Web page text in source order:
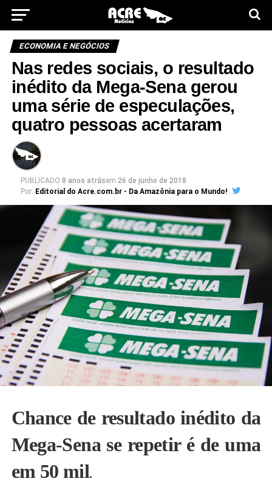
ECONOMIA E NEGÓCIOS
Nas redes sociais, o resultado
inédito da Mega-Sena gerou
uma série de especulações,
quatro pessoas acertaram
PUBLICADO 8 anos atrásem 26 de junho de 2018
Por: Editorial do Acre.com.br - Da Amazônia para o Mundo!
Chance de resultado inédito da
Mega-Sena se repetir é de uma
em 50 mil.